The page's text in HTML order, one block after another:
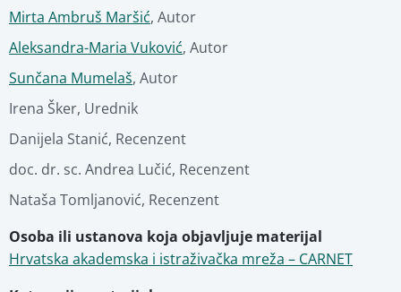
Povezani materijali
Mirta Ambruš Maršić, Autor
Aleksandra-Maria Vuković, Autor
Sunčana Mumelaš, Autor
Irena Šker, Urednik
Danijela Stanić, Recenzent
doc. dr. sc. Andrea Lučić, Recenzent
Nataša Tomljanović, Recenzent
Osoba ili ustanova koja objavljuje materijal
Hrvatska akademska i istraživačka mreža – CARNET